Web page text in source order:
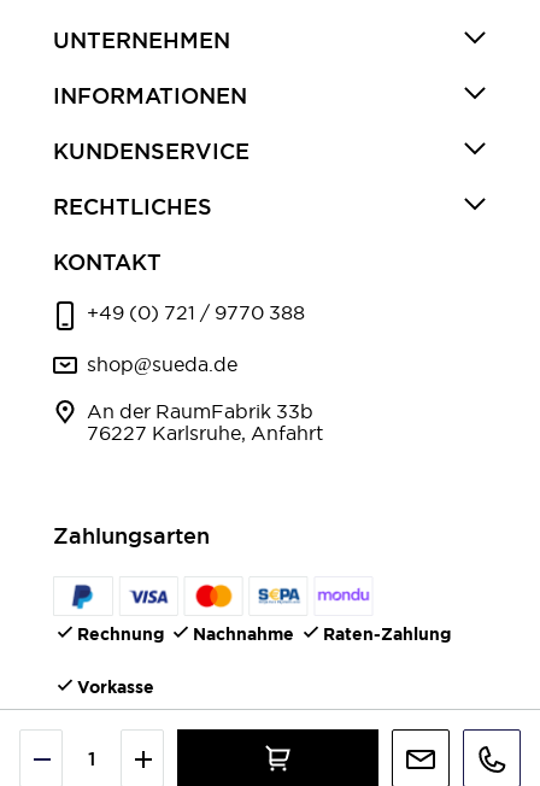
UNTERNEHMEN
INFORMATIONEN
KUNDENSERVICE
RECHTLICHES
KONTAKT
+49 (0) 721 / 9770 388
shop@sueda.de
An der RaumFabrik 33b
76227 Karlsruhe, Anfahrt
Zahlungsarten
Rechnung Nachnahme Raten-Zahlung
Vorkasse
FOLGEN SIE UNS